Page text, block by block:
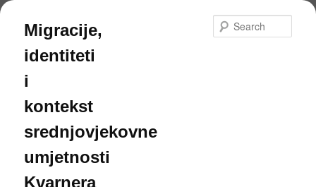
Skip
primary
content
Migracije,
identiteti
i
kontekst
srednjovjekovne
umjetnosti
Kvarnera